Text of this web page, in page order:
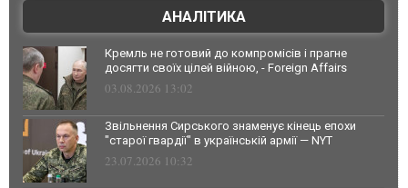
АНАЛІТИКА
Кремль не готовий до компромісів і прагне
досягти своїх цілей війною, - Foreign Affairs
03.08.2026 13:02
Звільнення Сирського знаменує кінець епохи
"старої гвардії" в українській армії — NYT
23.07.2026 10:32